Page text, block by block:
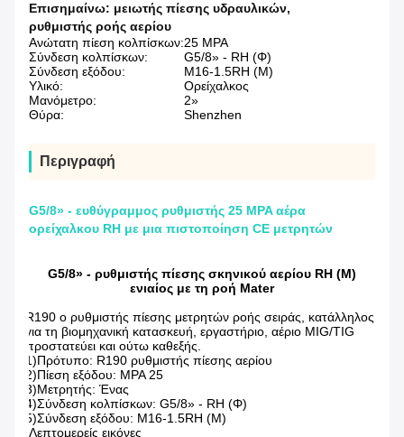
Επισημαίνω: μειωτής πίεσης υδραυλικών,
ρυθμιστής ροής αερίου
Ανώτατη πίεση κολπίσκων:25 MPA
Σύνδεση κολπίσκων:
G5/8» - RH (Φ)
Σύνδεση εξόδου:
M16-1.5RH (Μ)
Υλικό:
Ορείχαλκος
Μανόμετρο:
2»
Θύρα:
Shenzhen
Περιγραφή
G5/8» - ευθύγραμμος ρυθμιστής 25 MPA αέρα
ορείχαλκου RH με μια πιστοποίηση CE μετρητών
G5/8» - ρυθμιστής πίεσης σκηνικού αερίου RH (Μ)
ενιαίος με τη ροή Mater
R190 ο ρυθμιστής πίεσης μετρητών ροής σειράς, κατάλληλος
για τη βιομηχανική κατασκευή, εργαστήριο, αέριο MIG/TIG
προστατεύει και ούτω καθεξής.
1)Πρότυπο: R190 ρυθμιστής πίεσης αερίου
2)Πίεση εξόδου: MPA 25
3)Μετρητής: Ένας
4)Σύνδεση κολπίσκων: G5/8» - RH (Φ)
5)Σύνδεση εξόδου: M16-1.5RH (Μ)
Λεπτομερείς εικόνες